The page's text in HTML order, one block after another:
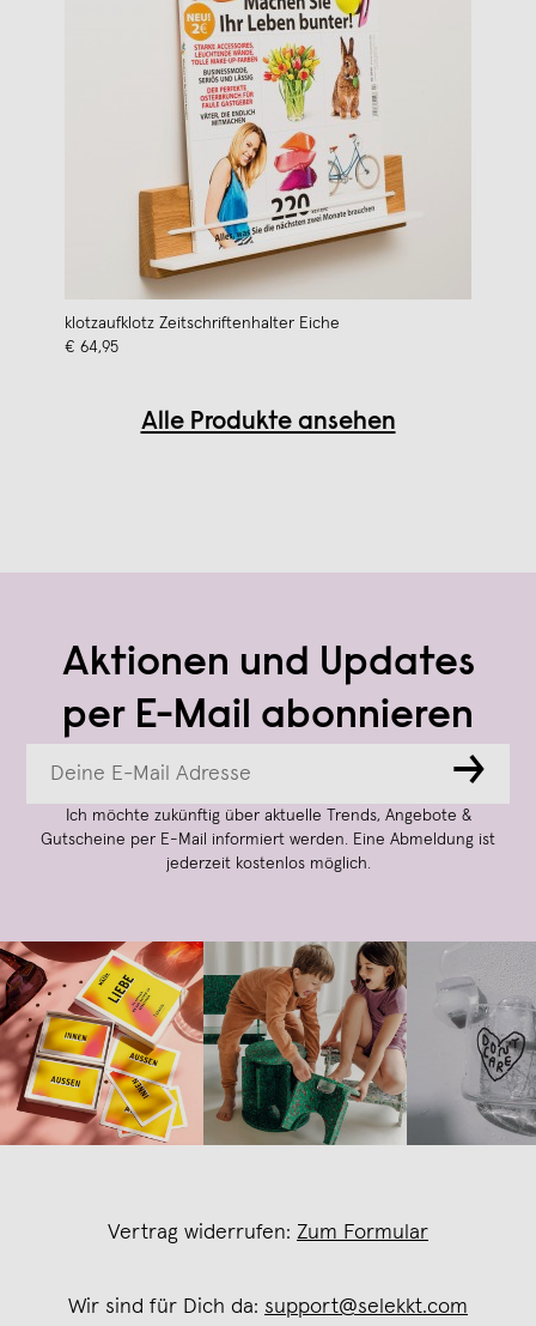
klotzaufklotz Zeitschriftenhalter Eiche
€ 64,95
Alle Produkte ansehen
Aktionen und Updates
per E-Mail abonnieren
→
Ich möchte zukünftig über aktuelle Trends, Angebote &
Gutscheine per E-Mail informiert werden. Eine Abmeldung ist
jederzeit kostenlos möglich.
Vertrag widerrufen: Zum Formular
Wir sind für Dich da: support@selekkt.com